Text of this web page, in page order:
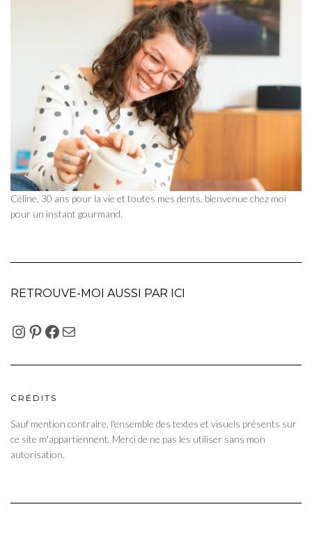
Céline, 30 ans pour la vie et toutes mes dents, bienvenue chez moi
pour un instant gourmand.
RETROUVE-MOI AUSSI PAR ICI
INSTAGRAM
PINTEREST
FACEBOOK
E-MAIL
CRÉDITS
Sauf mention contraire, l'ensemble des textes et visuels présents sur
ce site m'appartiennent. Merci de ne pas les utiliser sans mon
autorisation.